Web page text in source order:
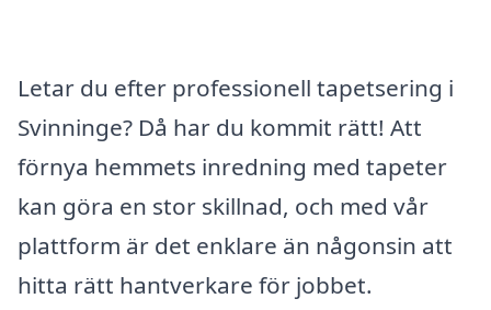
Letar du efter professionell tapetsering i
Svinninge? Då har du kommit rätt! Att
förnya hemmets inredning med tapeter
kan göra en stor skillnad, och med vår
plattform är det enklare än någonsin att
hitta rätt hantverkare för jobbet.